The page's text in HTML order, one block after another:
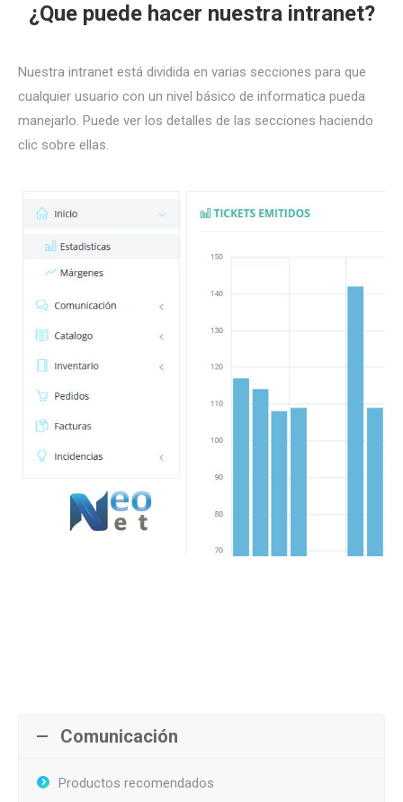
¿Que puede hacer nuestra intranet?
Nuestra intranet está dividida en varias secciones para que
cualquier usuario con un nivel básico de informatica pueda
manejarlo. Puede ver los detalles de las secciones haciendo
clic sobre ellas.
Comunicación
Productos recomendados